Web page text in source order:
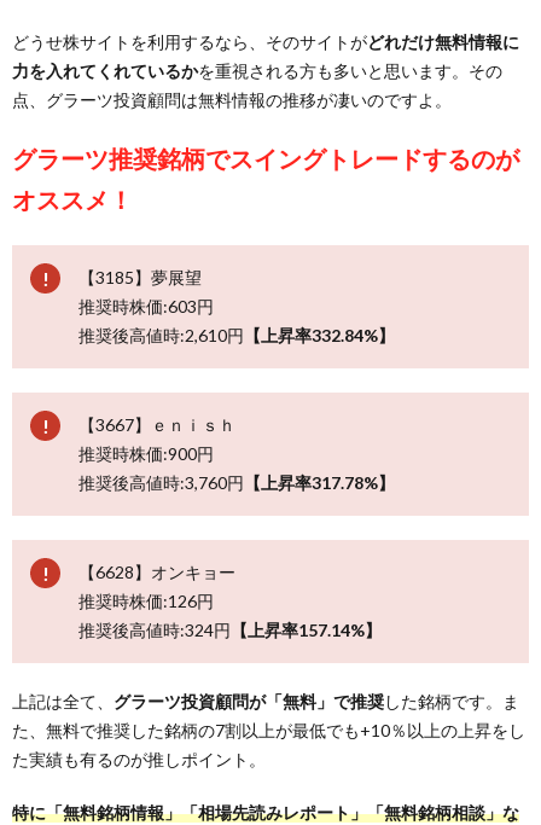
どうせ株サイトを利用するなら、そのサイトがどれだけ無料情報に
力を入れてくれているかを重視される方も多いと思います。その
点、グラーツ投資顧問は無料情報の推移が凄いのですよ。
グラーツ推奨銘柄でスイングトレードするのが
オススメ！
【3185】夢展望
推奨時株価:603円
推奨後高値時:2,610円 【上昇率332.84%】
【3667】ｅｎｉｓｈ
推奨時株価:900円
推奨後高値時:3,760円 【上昇率317.78%】
【6628】オンキョー
推奨時株価:126円
推奨後高値時:324円 【上昇率157.14%】
上記は全て、 グラーツ投資顧問が「無料」で推奨した銘柄です。ま
た、無料で推奨した銘柄の7割以上が最低でも+10％以上の上昇をし
た実績も有るのが推しポイント。
特に「無料銘柄情報」「相場先読みレポート」「無料銘柄相談」な